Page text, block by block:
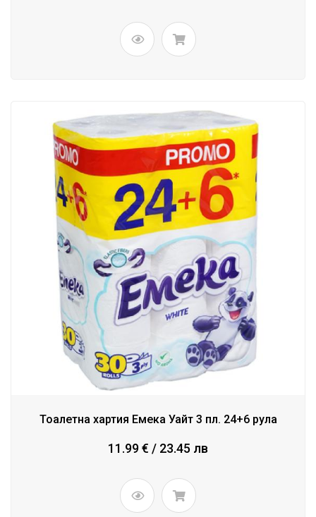
Тоалетна хартия Емека Уайт 3 пл. 24+6 рула
11.99 € / 23.45 лв